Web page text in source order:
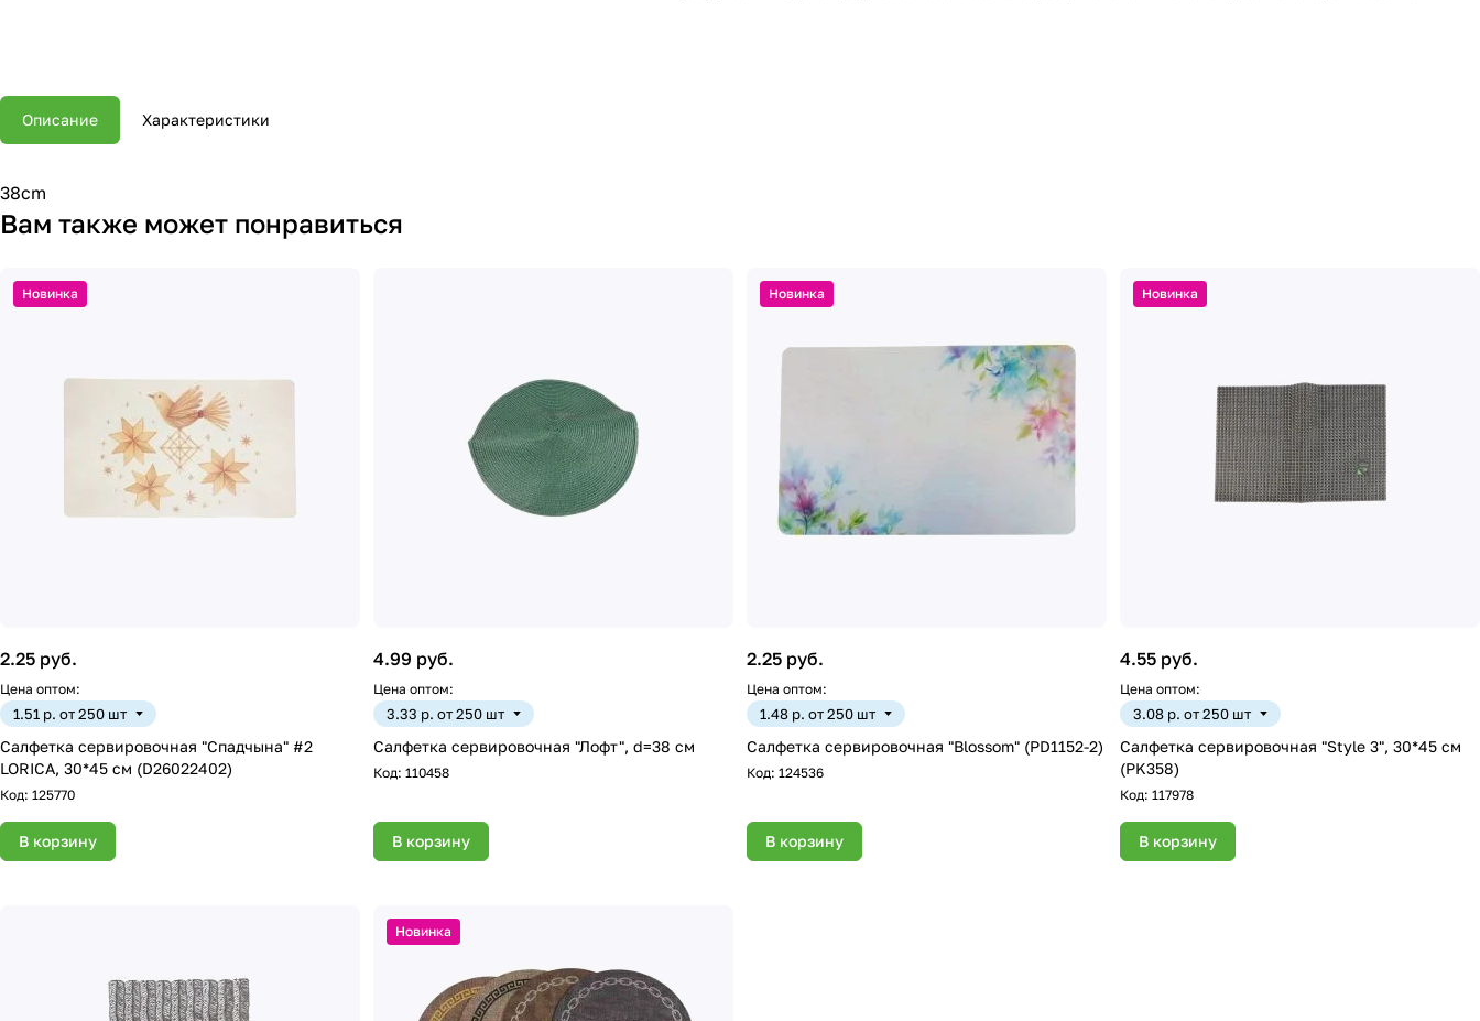
Описание Характеристики
38cm
Вам также может понравиться
Новинка
2.25 руб.
Цена оптом:
1.51 р. от 250 шт
Салфетка сервировочная "Спадчына" #2
LORICA, 30*45 см (D26022402)
Код: 125770
В корзину
4.99 руб.
Цена оптом:
3.33 р. от 250 шт
Салфетка сервировочная "Лофт", d=38 см
Код: 110458
В корзину
Новинка
2.25 руб.
Цена оптом:
1.48 р. от 250 шт
Салфетка сервировочная "Blossom" (PD1152-2)
Код: 124536
В корзину
Новинка
4.55 руб.
Цена оптом:
3.08 р. от 250 шт
Салфетка сервировочная "Style 3", 30*45 см
(PK358)
Код: 117978
В корзину
Новинка